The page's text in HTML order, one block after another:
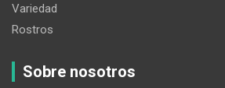
Variedad
Rostros
Sobre nosotros